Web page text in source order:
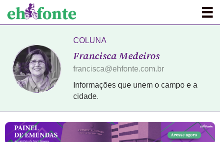
COLUNA
Francisca Medeiros
francisca@ehfonte.com.br
Informações que unem o campo e a
cidade.